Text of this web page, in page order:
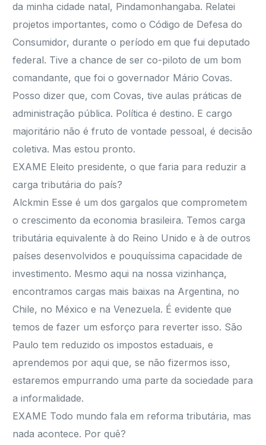
da minha cidade natal, Pindamonhangaba. Relatei
projetos importantes, como o Código de Defesa do
Consumidor, durante o período em que fui deputado
federal. Tive a chance de ser co-piloto de um bom
comandante, que foi o governador Mário Covas.
Posso dizer que, com Covas, tive aulas práticas de
administração pública. Política é destino. E cargo
majoritário não é fruto de vontade pessoal, é decisão
coletiva. Mas estou pronto.
EXAME Eleito presidente, o que faria para reduzir a
carga tributária do país?
Alckmin Esse é um dos gargalos que comprometem
o crescimento da economia brasileira. Temos carga
tributária equivalente à do Reino Unido e à de outros
países desenvolvidos e pouquíssima capacidade de
investimento. Mesmo aqui na nossa vizinhança,
encontramos cargas mais baixas na Argentina, no
Chile, no México e na Venezuela. É evidente que
temos de fazer um esforço para reverter isso. São
Paulo tem reduzido os impostos estaduais, e
aprendemos por aqui que, se não fizermos isso,
estaremos empurrando uma parte da sociedade para
a informalidade.
EXAME Todo mundo fala em reforma tributária, mas
nada acontece. Por quê?